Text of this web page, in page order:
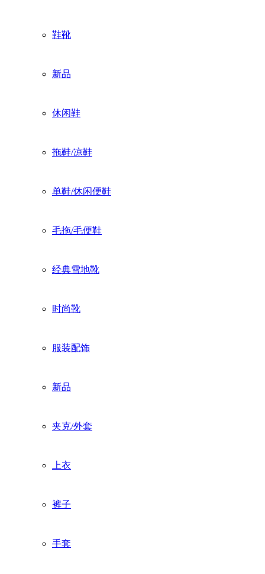
鞋靴
新品
休闲鞋
拖鞋/凉鞋
单鞋/休闲便鞋
毛拖/毛便鞋
经典雪地靴
时尚靴
服装配饰
新品
夹克/外套
上衣
裤子
手套